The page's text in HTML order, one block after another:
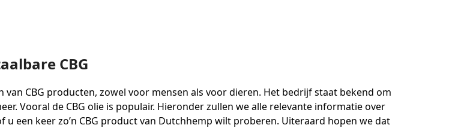
CBG
CBG producten, zowel voor mensen als voor dieren. Het bedrijf staat bekend om
Vooral de CBG olie is populair. Hieronder zullen we alle relevante informatie over
een keer zo’n CBG product van Dutchhemp wilt proberen. Uiteraard hopen we dat